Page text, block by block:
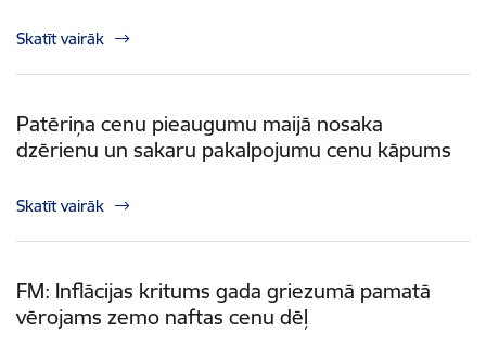
Skatīt vairāk
Patēriņa cenu pieaugumu maijā nosaka
dzērienu un sakaru pakalpojumu cenu kāpums
Skatīt vairāk
FM: Inflācijas kritums gada griezumā pamatā
vērojams zemo naftas cenu dēļ